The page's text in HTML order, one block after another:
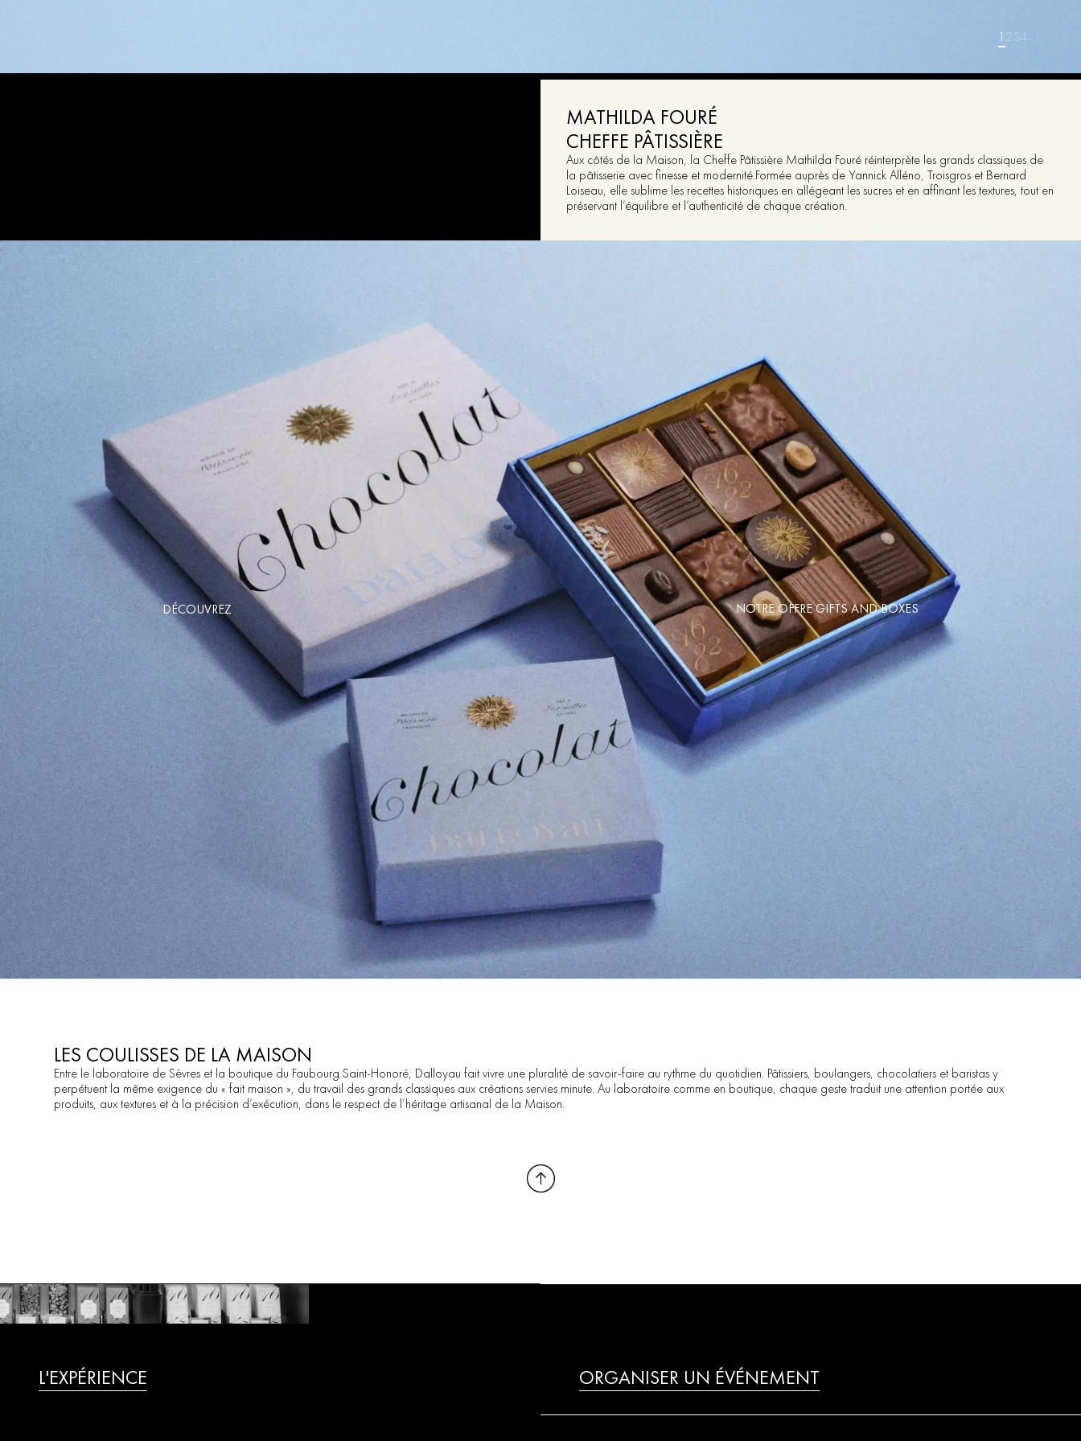
1 234
MATHILDA FOURÉ
CHEFFE PÂTISSIÈRE
Aux côtés de la Maison, la Cheffe Pâtissière Mathilda Fouré réinterprète les grands classiques de
la pâtisserie avec finesse et modernité.Formée auprès de Yannick Alléno, Troisgros et Bernard
Loiseau, elle sublime les recettes historiques en allégeant les sucres et en affinant les textures, tout en
préservant l’équilibre et l’authenticité de chaque création.
DÉCOUVREZ NOTRE OFFRE GIFTS AND BOXES
LES COULISSES DE LA MAISON
Entre le laboratoire de Sèvres et la boutique du Faubourg Saint-Honoré, Dalloyau fait vivre une pluralité de savoir-faire au rythme du quotidien. Pâtissiers, boulangers, chocolatiers et baristas y
perpétuent la même exigence du « fait maison », du travail des grands classiques aux créations servies minute. Au laboratoire comme en boutique, chaque geste traduit une attention portée aux
produits, aux textures et à la précision d’exécution, dans le respect de l’héritage artisanal de la Maison.
L'EXPÉRIENCE ORGANISER UN ÉVÉNEMENT